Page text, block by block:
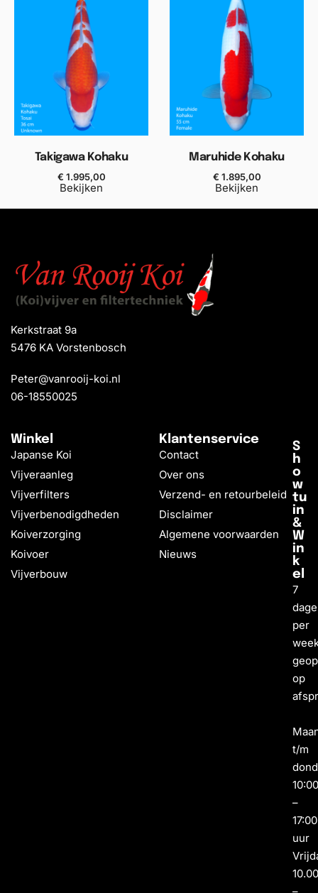
Takigawa Kohaku
€ 1.995,00
Bekijken
Maruhide Kohaku
€ 1.895,00
Bekijken
Kerkstraat 9a
5476 KA Vorstenbosch
Peter@vanrooij-koi.nl
06-18550025
Winkel
Japanse Koi
Vijveraanleg
Vijverfilters
Vijverbenodigdheden
Koiverzorging
Koivoer
Vijverbouw
Klantenservice
Contact
Over ons
Verzend- en retourbeleid
Disclaimer
Algemene voorwaarden
Nieuws
S
h
o
w
tu
in
&
W
in
k
el
7
per
op
t/m
–
17:00
uur